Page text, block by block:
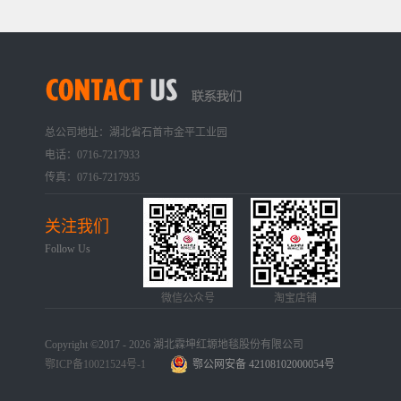
Copyright ©2017 - 2026 湖北霖坤红塬地毯股份有限公司
鄂ICP备10021524号-1
总公司地址：湖北省石首市金平工业园
电话：0716-7217933
传真：0716-7217935
鄂公网安备 42108102000054号
关注我们
Follow Us
微信公众号 淘宝店铺